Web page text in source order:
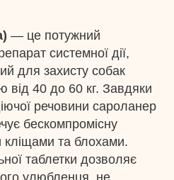
— це потужний
системної дії,
для захисту собак
від 40 до 60 кг. Завдяки
речовини сароланер
бескомпромісну
кліщами та блохами.
таблетки дозволяє
улюбленця, не